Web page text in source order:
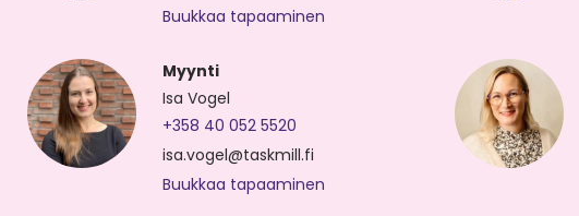
Buukkaa tapaaminen
Myynti
Isa Vogel
+358 40 052 5520
isa.vogel@taskmill.fi
Buukkaa tapaaminen